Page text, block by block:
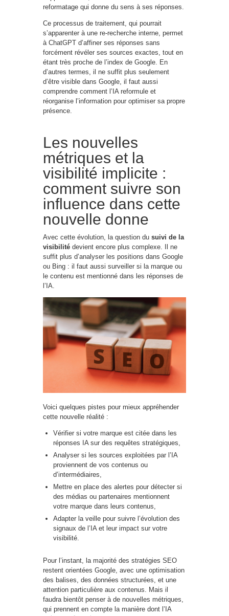
reformatage qui donne du sens à ses réponses.
Ce processus de traitement, qui pourrait
s’apparenter à une re-recherche interne, permet
à ChatGPT d’affiner ses réponses sans
forcément révéler ses sources exactes, tout en
étant très proche de l’index de Google. En
d’autres termes, il ne suffit plus seulement
d’être visible dans Google, il faut aussi
comprendre comment l’IA reformule et
réorganise l’information pour optimiser sa propre
présence.
Les nouvelles
métriques et la
visibilité implicite :
comment suivre son
influence dans cette
nouvelle donne
Avec cette évolution, la question du suivi de la
visibilité devient encore plus complexe. Il ne
suffit plus d’analyser les positions dans Google
ou Bing : il faut aussi surveiller si la marque ou
le contenu est mentionné dans les réponses de
l’IA.
Voici quelques pistes pour mieux appréhender
cette nouvelle réalité :
Vérifier si votre marque est citée dans les
réponses IA sur des requêtes stratégiques,
Analyser si les sources exploitées par l’IA
proviennent de vos contenus ou
d’intermédiaires,
Mettre en place des alertes pour détecter si
des médias ou partenaires mentionnent
votre marque dans leurs contenus,
Adapter la veille pour suivre l’évolution des
signaux de l’IA et leur impact sur votre
visibilité.
Pour l’instant, la majorité des stratégies SEO
restent orientées Google, avec une optimisation
des balises, des données structurées, et une
attention particulière aux contenus. Mais il
faudra bientôt penser à de nouvelles métriques,
qui prennent en compte la manière dont l’IA